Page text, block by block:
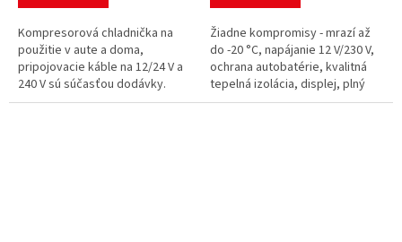
Kompresorová chladnička na
použitie v aute a doma,
pripojovacie káble na 12/24 V a
240 V sú súčasťou dodávky.
Objem 32 l, otočné veko,
Žiadne kompromisy - mrazí až
do -20 °C, napájanie 12 V/230 V,
ochrana autobatérie, kvalitná
tepelná izolácia, displej, plný
chladiaci výkon aj počas